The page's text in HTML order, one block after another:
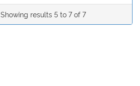
Showing results 5 to 7 of 7